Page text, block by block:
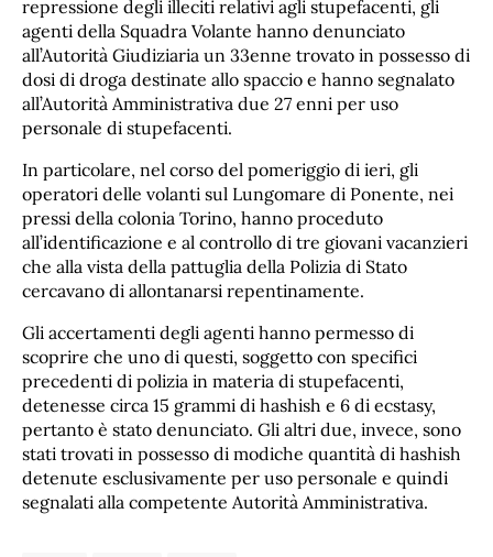
repressione degli illeciti relativi agli stupefacenti, gli
agenti della Squadra Volante hanno denunciato
all’Autorità Giudiziaria un 33enne trovato in possesso di
dosi di droga destinate allo spaccio e hanno segnalato
all’Autorità Amministrativa due 27 enni per uso
personale di stupefacenti.
In particolare, nel corso del pomeriggio di ieri, gli
operatori delle volanti sul Lungomare di Ponente, nei
pressi della colonia Torino, hanno proceduto
all’identificazione e al controllo di tre giovani vacanzieri
che alla vista della pattuglia della Polizia di Stato
cercavano di allontanarsi repentinamente.
Gli accertamenti degli agenti hanno permesso di
scoprire che uno di questi, soggetto con specifici
precedenti di polizia in materia di stupefacenti,
detenesse circa 15 grammi di hashish e 6 di ecstasy,
pertanto è stato denunciato. Gli altri due, invece, sono
stati trovati in possesso di modiche quantità di hashish
detenute esclusivamente per uso personale e quindi
segnalati alla competente Autorità Amministrativa.